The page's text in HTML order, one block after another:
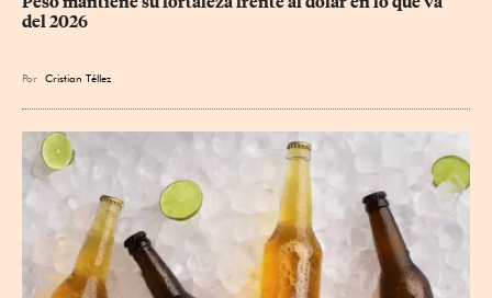
del 2026
Por Cristian Téllez